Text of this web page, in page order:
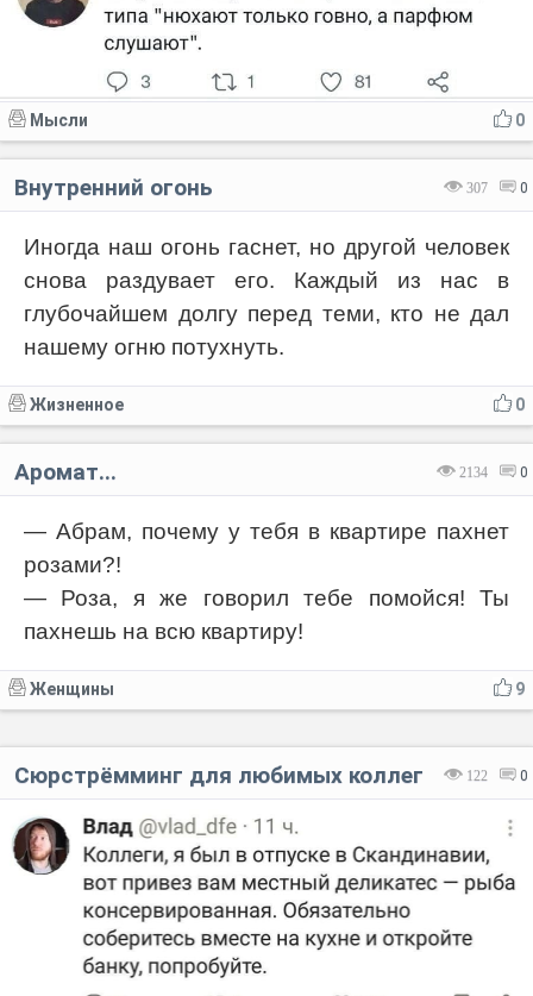
0
Мысли
307 0
Внутренний огонь
Иногда наш огонь гаснет, но другой человек
снова раздувает его. Каждый из нас в
глубочайшем долгу перед теми, кто не дал
нашему огню потухнуть.
0
Жизненное
2134 0
Аромат...
— Абрам, почему у тебя в квартире пахнет
розами?!
— Роза, я же говорил тебе помойся! Ты
пахнешь на всю квартиру!
9
Женщины
122 0
Сюрстрёмминг для любимых коллег